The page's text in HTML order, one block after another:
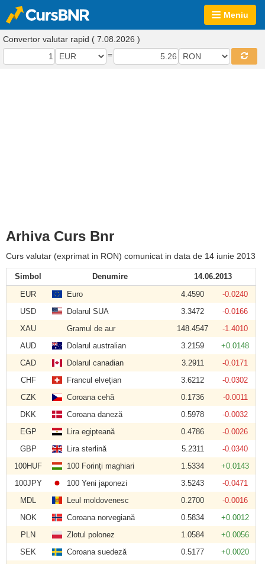
Meniu
Convertor valutar rapid ( 7.08.2026 )
=
Arhiva Curs Bnr
Curs valutar (exprimat in RON) comunicat in data de 14 iunie 2013
Simbol Denumire
14.06.2013
EUR
Euro 4.4590
-0.0240
USD
Dolarul SUA 3.3472
-0.0166
XAU
Gramul de aur 148.4547
-1.4010
AUD
Dolarul australian 3.2159
+0.0148
CAD
Dolarul canadian 3.2911
-0.0171
CHF
Francul elveţian 3.6212
-0.0302
CZK
Coroana cehă 0.1736
-0.0011
DKK
Coroana daneză 0.5978
-0.0032
EGP
Lira egipteană 0.4786
-0.0026
GBP
Lira sterlină 5.2311
-0.0340
100HUF
100 Forinți maghiari 1.5334
+0.0143
100JPY
100 Yeni japonezi 3.5243
-0.0471
MDL
Leul moldovenesc 0.2700
-0.0016
NOK
Coroana norvegiană 0.5834
+0.0012
PLN
Zlotul polonez 1.0584
+0.0056
SEK
Coroana suedeză 0.5177
+0.0020